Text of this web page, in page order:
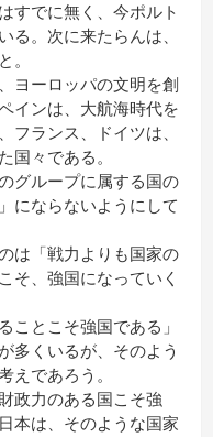
すでに無く、今ポルト
る。次に来たらんは、
。
ヨーロッパの文明を創
インは、大航海時代を
フランス、ドイツは、
国々である。
グループに属する国の
にならないようにして
は「戦力よりも国家の
そ、強国になっていく
ことこそ強国である」
多くいるが、そのよう
えであろう。
政力のある国こそ強
本は、そのような国家